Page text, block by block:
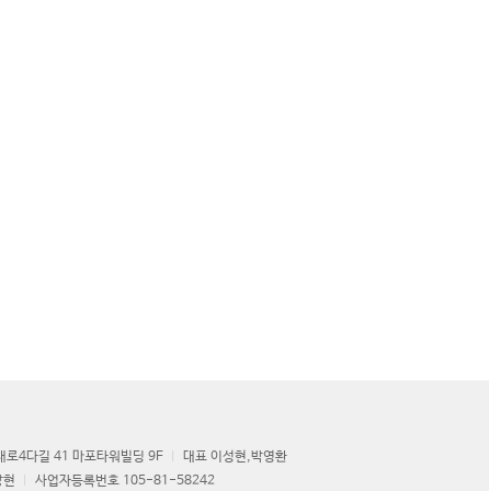
로4다길 41 마포타워빌딩 9F
대표 이성현,박영환
현
사업자등록번호 105-81-58242